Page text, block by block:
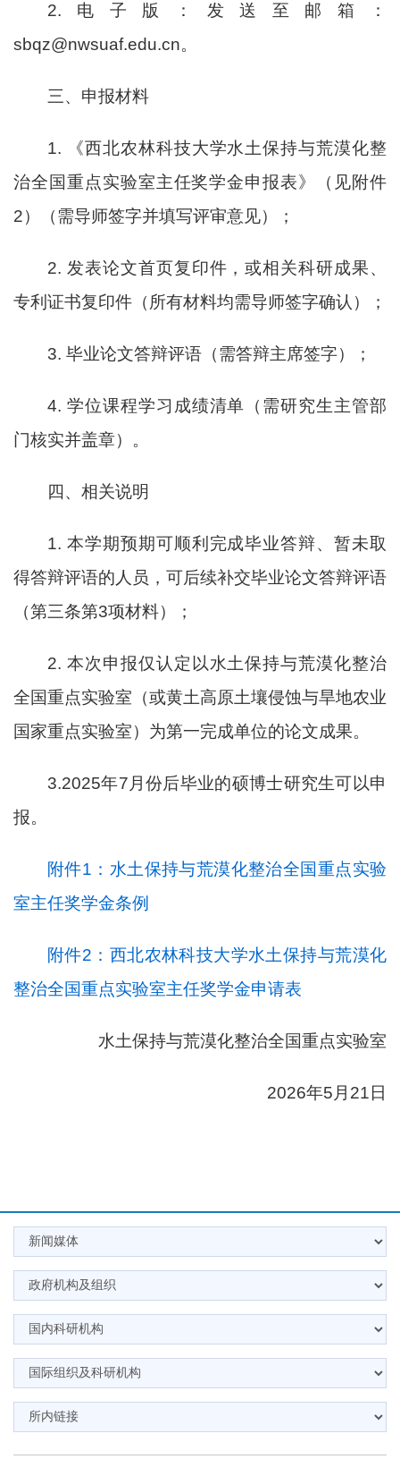
2.电子版：发送至邮箱：
sbqz@nwsuaf.edu.cn。
三、申报材料
1. 《西北农林科技大学水土保持与荒漠化整
治全国重点实验室主任奖学金申报表》（见附件
2）（需导师签字并填写评审意见）；
2. 发表论文首页复印件，或相关科研成果、
专利证书复印件（所有材料均需导师签字确认）；
3. 毕业论文答辩评语（需答辩主席签字）；
4. 学位课程学习成绩清单（需研究生主管部
门核实并盖章）。
四、相关说明
1. 本学期预期可顺利完成毕业答辩、暂未取
得答辩评语的人员，可后续补交毕业论文答辩评语
（第三条第3项材料）；
2. 本次申报仅认定以水土保持与荒漠化整治
全国重点实验室（或黄土高原土壤侵蚀与旱地农业
国家重点实验室）为第一完成单位的论文成果。
3.2025年7月份后毕业的硕博士研究生可以申
报。
附件1：水土保持与荒漠化整治全国重点实验
室主任奖学金条例
附件2：西北农林科技大学水土保持与荒漠化
整治全国重点实验室主任奖学金申请表
水土保持与荒漠化整治全国重点实验室
2026年5月21日